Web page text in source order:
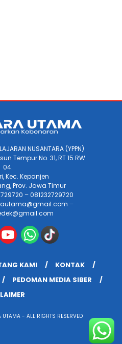
NUSANTARA (YPPN)
Tempur No. 31, RT 15 RW
04.
Kec. Kepanjen
Prov. Jawa Timur
– 081232729720
–
KAMI
KONTAK
PEDOMAN MEDIA SIBER
- ALL RIGHTS RESERVED